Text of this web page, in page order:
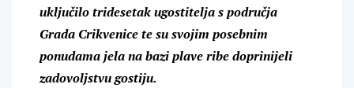
uključilo tridesetak ugostitelja s područja
Grada Crikvenice te su svojim posebnim
ponudama jela na bazi plave ribe doprinijeli
zadovoljstvu gostiju.